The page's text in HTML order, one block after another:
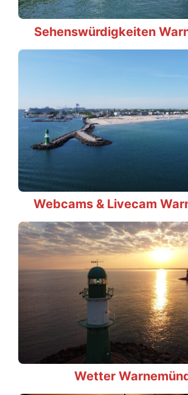
Sehenswürdigkeiten
Webcams & Livecam
Wetter